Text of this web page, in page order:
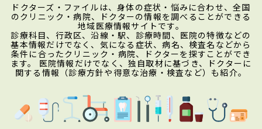
ドクターズ・ファイルは、身体の症状・悩みに合わせ、全国
のクリニック・病院、ドクターの情報を調べることができる
地域医療情報サイトです。
診療科目、行政区、沿線・駅、診療時間、医院の特徴などの
基本情報だけでなく、気になる症状、病名、検査名などから
条件に合ったクリニック・病院、ドクターを探すことができ
ます。 医院情報だけでなく、独自取材に基づき、ドクターに
関する情報（診療方針や得意な治療・検査など）も紹介。